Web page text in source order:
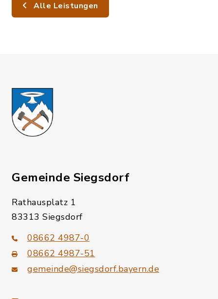
Alle Leistungen
Gemeinde Siegsdorf
Rathausplatz 1
83313 Siegsdorf
08662 4987-0
08662 4987-51
gemeinde@siegsdorf.bayern.de